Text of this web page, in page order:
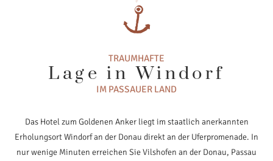
TRAUMHAFTE
Lage in Windorf
IM PASSAUER LAND
Das Hotel zum Goldenen Anker liegt im staatlich anerkannten
Erholungsort Windorf an der Donau direkt an der Uferpromenade. In
nur wenige Minuten erreichen Sie Vilshofen an der Donau, Passau